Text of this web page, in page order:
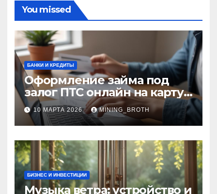
You missed
БАНКИ И КРЕДИТЫ
Оформление займа под
залог ПТС онлайн на карту
без визита в офис: порядок,
требования и документы
10 МАРТА 2026 MINING_BROTH
БИЗНЕС И ИНВЕСТИЦИИ
Музыка ветра: устройство и